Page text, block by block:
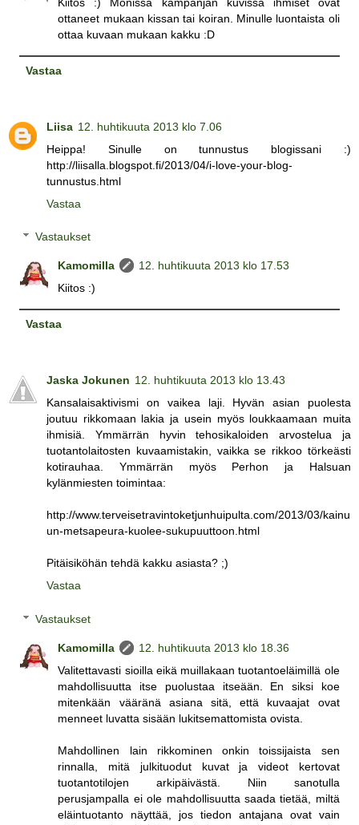
ottaneet mukaan kissan tai koiran. Minulle luontaista oli
ottaa kuvaan mukaan kakku :D
Vastaa
Liisa 12. huhtikuuta 2013 klo 7.06
Heippa! Sinulle on tunnustus blogissani :)
http://liisalla.blogspot.fi/2013/04/i-love-your-blog-
tunnustus.html
Vastaa
Vastaukset
Kamomilla
12. huhtikuuta 2013 klo 17.53
Kiitos :)
Vastaa
Jaska Jokunen 12. huhtikuuta 2013 klo 13.43
Kansalaisaktivismi on vaikea laji. Hyvän asian puolesta
joutuu rikkomaan lakia ja usein myös loukkaamaan muita
ihmisiä. Ymmärrän hyvin tehosikaloiden arvostelua ja
tuotantolaitosten kuvaamistakin, vaikka se rikkoo törkeästi
kotirauhaa. Ymmärrän myös Perhon ja Halsuan
kylänmiesten toimintaa:
http://www.terveisetravintoketjunhuipulta.com/2013/03/kainu
un-metsapeura-kuolee-sukupuuttoon.html
Pitäisiköhän tehdä kakku asiasta? ;)
Vastaa
Vastaukset
Kamomilla
12. huhtikuuta 2013 klo 18.36
Valitettavasti sioilla eikä muillakaan tuotantoeläimillä ole
mahdollisuutta itse puolustaa itseään. En siksi koe
mitenkään vääränä asiana sitä, että kuvaajat ovat
menneet luvatta sisään lukitsemattomista ovista.
Mahdollinen lain rikkominen onkin toissijaista sen
rinnalla, mitä julkituodut kuvat ja videot kertovat
tuotantotilojen arkipäivästä. Niin sanotulla
perusjampalla ei ole mahdollisuutta saada tietää, miltä
eläintuotanto näyttää, jos tiedon antajana ovat vain